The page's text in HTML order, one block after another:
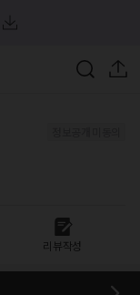
리뷰작성